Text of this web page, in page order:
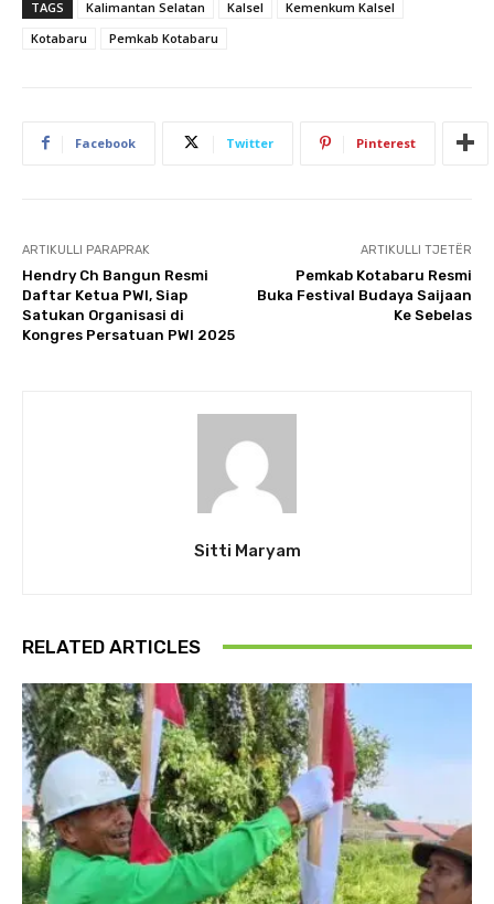
TAGS Kalimantan Selatan Kalsel
Kemenkum Kalsel
Kotabaru
Pemkab Kotabaru
Facebook Twitter Pinterest
ARTIKULLI PARAPRAK
Hendry Ch Bangun Resmi
Daftar Ketua PWI, Siap
Satukan Organisasi di
Kongres Persatuan PWI 2025
ARTIKULLI TJETËR
Pemkab Kotabaru Resmi
Buka Festival Budaya Saijaan
Ke Sebelas
Sitti Maryam
RELATED ARTICLES